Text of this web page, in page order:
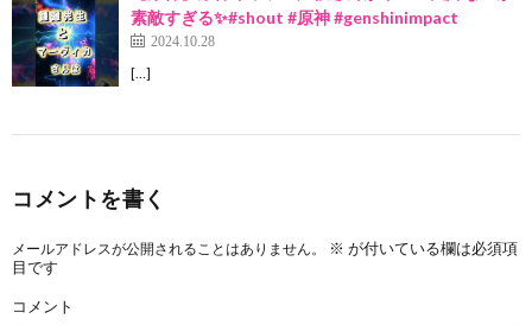
素敵すぎる✨#shout #原神 #genshinimpact
2024.10.28
[…]
コメントを書く
メールアドレスが公開されることはありません。 ※ が付いている欄は必須項
目です
コメント